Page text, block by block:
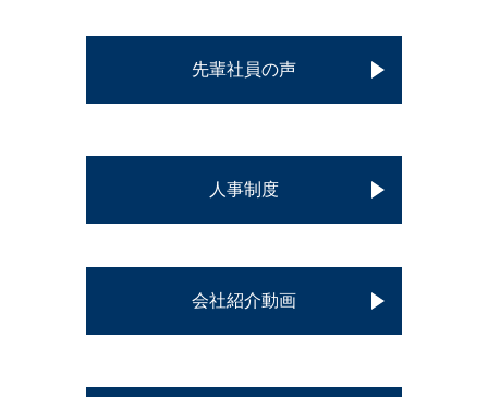
先輩社員の声
人事制度
会社紹介動画